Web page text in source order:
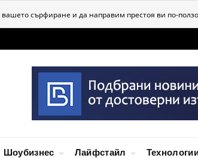
сърфиране и да направим престоя ви по-
Шоубизнес Лайфстайл